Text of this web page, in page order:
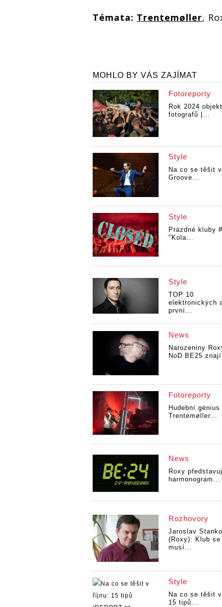
Témata: Trentemøller,
MOHLO BY VÁS ZAJÍMAT
Fotoreporty
Rok 2024
fotografů |...
Style
Na co se těšit
Groove...
Style
Prázdné kluby
"Kola...
Style
TOP 10
elektronických
první...
News
Narozeniny
NoD BE25
Fotoreporty
Hudební génius
Trentemøller...
News
Roxy
harmonogram...
Rozhovory
Jaroslav Stanko
(Roxy): Klub se
musí...
Style
Na co se těšit
15 tipů...